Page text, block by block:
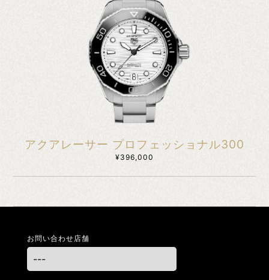
アクアレーサー プロフェッショナル300
¥396,000
お問い合わせ店舗